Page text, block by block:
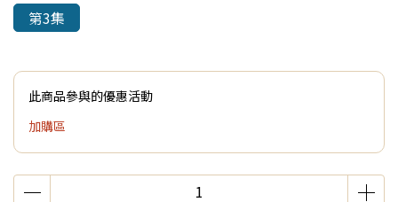
第3集
此商品參與的優惠活動
加購區